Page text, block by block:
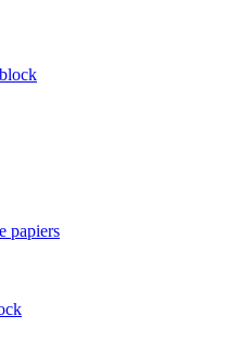
papiers